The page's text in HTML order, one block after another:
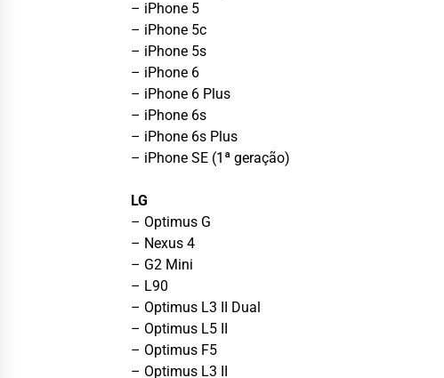
– iPhone 5
– iPhone 5c
– iPhone 5s
– iPhone 6
– iPhone 6 Plus
– iPhone 6s
– iPhone 6s Plus
– iPhone SE (1ª geração)
LG
– Optimus G
– Nexus 4
– G2 Mini
– L90
– Optimus L3 II Dual
– Optimus L5 II
– Optimus F5
– Optimus L3 II